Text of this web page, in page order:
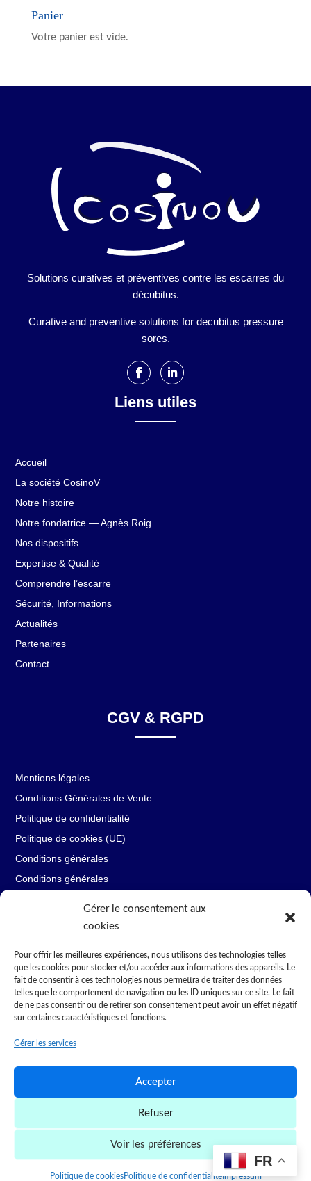
Gérer le consentement aux
cookies
Pour offrir les meilleures expériences, nous utilisons des technologies telles
que les cookies pour stocker et/ou accéder aux informations des appareils. Le
fait de consentir à ces technologies nous permettra de traiter des données
telles que le comportement de navigation ou les ID uniques sur ce site. Le fait
de ne pas consentir ou de retirer son consentement peut avoir un effet négatif
sur certaines caractéristiques et fonctions.
Gérer les services
Accepter
Refuser
Voir les préférences
Politique de cookiesPolitique de confidentialitéImpressum
Panier
Votre panier est vide.
Solutions curatives et préventives contre les escarres du
décubitus.
Curative and preventive solutions for decubitus pressure
sores.
Liens utiles
Accueil
La société CosinoV
Notre histoire
Notre fondatrice — Agnès Roig
Nos dispositifs
Expertise & Qualité
Comprendre l’escarre
Sécurité, Informations
Actualités
Partenaires
Contact
CGV & RGPD
Mentions légales
Conditions Générales de Vente
Politique de confidentialité
Politique de cookies (UE)
Conditions générales
Conditions générales
Restons en contact
 34230 Pouzols
4 rue des Parcs
10:00 - 17:30
Droits d’auteur © 2026. Tous droits réservés. – Création du
site internet :Agnes ROIG
FR